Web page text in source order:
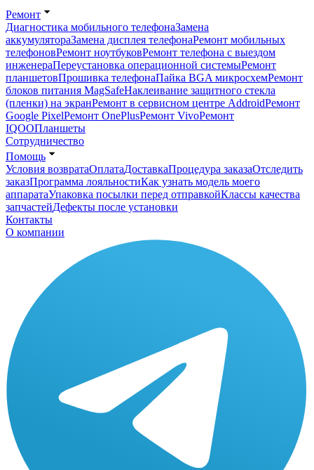
Ремонт
Диагностика мобильного телефонаЗамена
аккумулятораЗамена дисплея телефонаРемонт мобильных
телефоновРемонт ноутбуковРемонт телефона с выездом
инженераПереустановка операционной системыРемонт
планшетовПрошивка телефонаПайка BGA микросхемРемонт
блоков питания MagSafeНаклеивание защитного стекла
(пленки) на экранРемонт в сервисном центре AddroidРемонт
Google PixelРемонт OnePlusРемонт VivoРемонт
IQOOПланшеты
Сотрудничество
Помощь
Условия возвратаОплатаДоставкаПроцедура заказаОтследить
заказПрограмма лояльностиКак узнать модель моего
аппаратаУпаковка посылки перед отправкойКлассы качества
запчастейДефекты после установки
Контакты
О компании